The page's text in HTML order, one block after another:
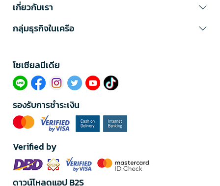
เกี่ยวกับเรา
กลุ่มธุรกิจในเครือ
โซเซียลมีเดีย​
รองรับการชำระเงิน
Verified by
ดาวน์โหลดแอป B2S